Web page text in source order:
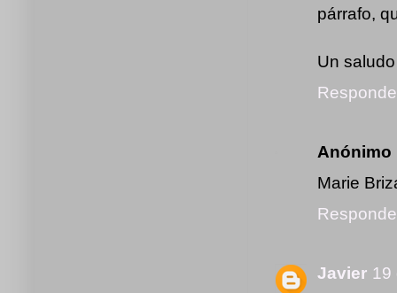
párrafo,
Un saludo
Anónimo
Marie
Javier 19